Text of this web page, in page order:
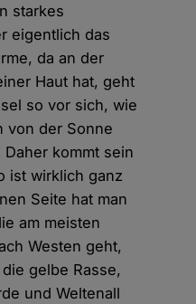
starkes
eigentlich das
da an der
Haut hat, geht
so vor sich, wie
von der Sonne
kommt sein
ist wirklich ganz
Seite hat man
am meisten
Westen geht,
gelbe Rasse,
und Weltenall